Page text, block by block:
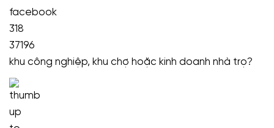
khu công nghiệp, khu chợ hoặc kinh doanh nhà trọ?